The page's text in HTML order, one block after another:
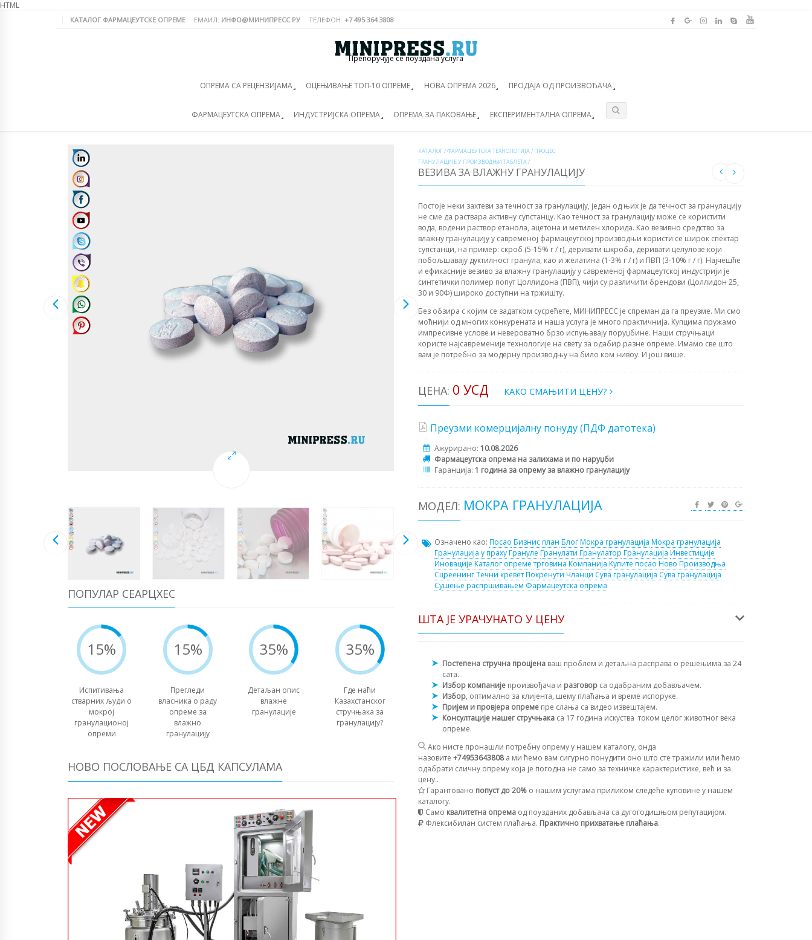
HTML
КАТАЛОГ ФАРМАЦЕУТСКЕ ОПРЕМЕ ЕМАИЛ: ИНФО@МИНИПРЕСС.РУ ТЕЛЕФОН: +7 495 364 3808
Препоручује се поуздана услуга
ОПРЕМА СА РЕЦЕНЗИЈАМА ОЦЕЊИВАЊЕ ТОП-10 ОПРЕМЕ НОВА ОПРЕМА 2026 ПРОДАЈА ОД ПРОИЗВОЂАЧА
ФАРМАЦЕУТСКА ОПРЕМА ИНДУСТРИЈСКА ОПРЕМА ОПРЕМА ЗА ПАКОВАЊЕ ЕКСПЕРИМЕНТАЛНА ОПРЕМА
ПОПУЛАР СЕАРЦХЕС
15%
Испитивања
стварних људи о
мокрој
гранулационој
опреми
15%
Прегледи
власника о раду
опреме за
влажно
гранулацију
35%
Детаљан опис
влажне
гранулације
35%
Где наћи
Казахстанског
стручњака за
гранулацију?
НОВО ПОСЛОВАЊЕ СА ЦБД КАПСУЛАМА
КАТАЛОГ/ФАРМАЦЕУТСКА ТЕХНОЛОГИЈА/ ПРОЦЕС
ГРАНУЛАЦИЈЕ У ПРОИЗВОДЊИ ТАБЛЕТА/
ВЕЗИВА ЗА ВЛАЖНУ ГРАНУЛАЦИЈУ
Постоје неки захтеви за течност за гранулацију, један од њих је да течност за гранулацију
не сме да раствара активну супстанцу. Као течност за гранулацију може се користити
вода, водени раствор етанола, ацетона и метилен хлорида. Као везивно средство за
влажну гранулацију у савременој фармацеутској производњи користи се широк спектар
супстанци, на пример: скроб (5-15% г / г), деривати шкроба, деривати целулозе који
побољшавају дуктилност гранула, као и желатина (1-3% г / г) и ПВП (3-10% г / г). Најчешће
и ефикасније везиво за влажну гранулацију у савременој фармацеутској индустрији је
синтетички полимер попут Цоллидона (ПВП), чији су различити брендови (Цоллидон 25,
30 и 90Ф) широко доступни на тржишту.
Без обзира с којим се задатком сусрећете, МИНИПРЕСС је спреман да га преузме. Ми смо
моћнији од многих конкурената и наша услуга је много практичнија. Купцима пружамо
импресивне услове и невероватно брзо испуњавају поруџбине. Наши стручњаци
користе најсавременије технологије на свету за одабир разне опреме. Имамо све што
вам је потребно за модерну производњу на било ком нивоу. И још више.
ЦЕНА: 0 УСД КАКО СМАЊИТИ ЦЕНУ?
Преузми комерцијалну понуду (ПДФ датотека)
Ажурирано: 10.08.2026
Фармацеутска опрема на залихама и по наруџби
Гаранција: 1 година за опрему за влажно гранулацију
МОДЕЛ: МОКРА ГРАНУЛАЦИЈА
Означено као: Посао Бизнис план БлогМокра гранулација Мокра гранулација
Гранулација у прахуГрануле Гранулати Гранулатор Гранулација Инвестиције
Иновације Каталог опреме трговина Компанија Купите посао Ново Производња
СцреенингТечни креветПокренути Чланци Сува гранулација Сува гранулација
Сушење распршивањем Фармацеутска опрема
ШТА ЈЕ УРАЧУНАТО У ЦЕНУ
Постепена стручна процјена ваш проблем и детаљна расправа о решењима за 24
сата.
Избор компаније произвођача и разговор са одабраним добављачем.
Избор, оптимално за клијента, шему плаћања и време испоруке.
Пријем и провјера опреме пре слања са видео извештајем.
Консултације нашег стручњака са 17 година искуства током целог животног века
опреме.
Ако нисте пронашли потребну опрему у нашем каталогу, онда
назовите +74953643808а ми ћемо вам сигурно понудити оно што сте тражили или ћемо
одабрати сличну опрему која је погодна не само за техничке карактеристике, већ и за
цену..
Гарантовано попуст до 20% о нашим услугама приликом следеће куповине у нашем
каталогу.
Само квалитетна опрема од поузданих добављача са дугогодишњом репутацијом.
Флексибилан систем плаћања. Практично прихватање плаћања.